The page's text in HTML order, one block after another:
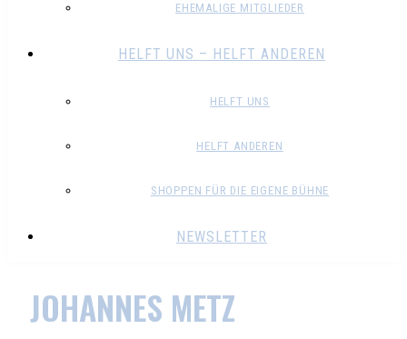
EHEMALIGE MITGLIEDER
HELFT UNS – HELFT ANDEREN
HELFT UNS
HELFT ANDEREN
SHOPPEN FÜR DIE EIGENE BÜHNE
NEWSLETTER
JOHANNES METZ